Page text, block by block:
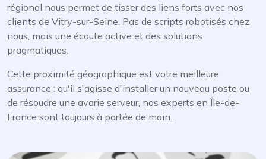
régional nous permet de tisser des liens forts avec nos
clients de Vitry-sur-Seine. Pas de scripts robotisés chez
nous, mais une écoute active et des solutions
pragmatiques.
Cette proximité géographique est votre meilleure
assurance : qu'il s'agisse d'installer un nouveau poste ou
de résoudre une avarie serveur, nos experts en Île-de-
France sont toujours à portée de main.